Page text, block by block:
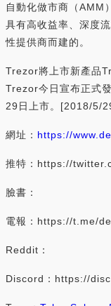
自動化做市商（AMM
具有高收益率、深度
性提供商而建的。
Trezor將上市新產品
Trezor今日宣布正式
29日上市。[2018/5/
網址： https://
推特：https://
臉書：
電報：https://t.me/
Reddit：
Discord：https://